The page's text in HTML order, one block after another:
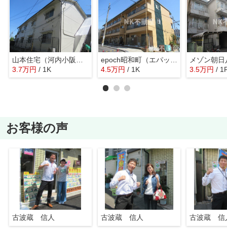
3.7万円 / 1K
4.5万円 / 1K 3.5万円 /
お客様の声
古波蔵 信人 古波蔵 信人 古波蔵 信